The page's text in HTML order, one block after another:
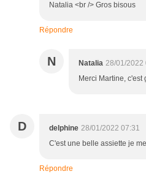
Natalia <br /> Gros bisous
Répondre
N Natalia 28/01/2022
Merci Martine, c'est
D delphine 28/01/2022 07:31
C'est une belle assiette je
Répondre